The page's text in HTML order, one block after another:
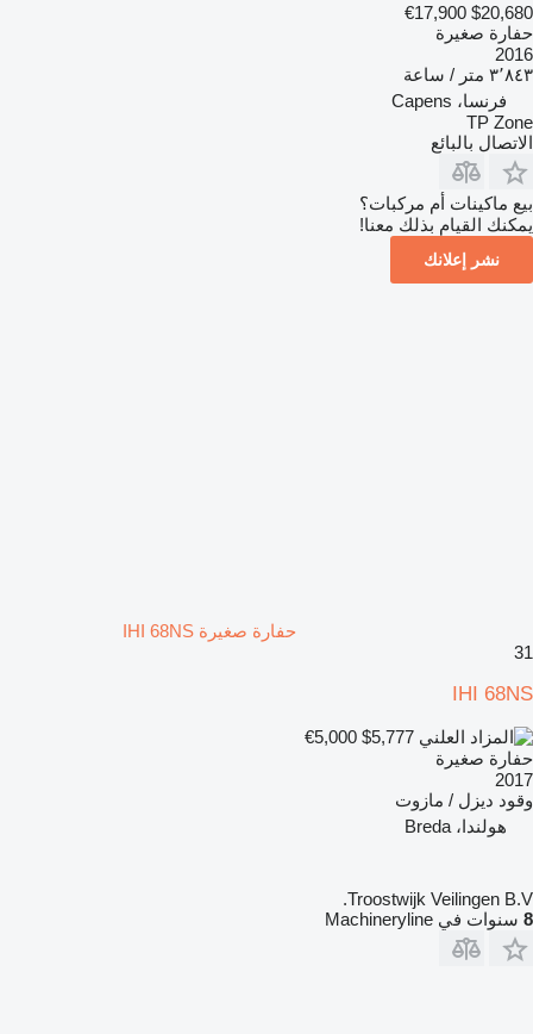
$20,680
€17,900
حفارة صغيرة
2016
٣٬٨٤٣ متر / ساعة
فرنسا، Capens
TP Zone
الاتصال بالبائع
بيع ماكينات أم مركبات؟
يمكنك القيام بذلك معنا!
نشر إعلانك
حفارة صغيرة IHI 68NS
31
IHI 68NS
€5,000
حفارة صغيرة
2017
وقود ديزل / مازوت
هولندا، Breda
Troostwijk Veilingen B.V.
8 سنوات في Machineryline